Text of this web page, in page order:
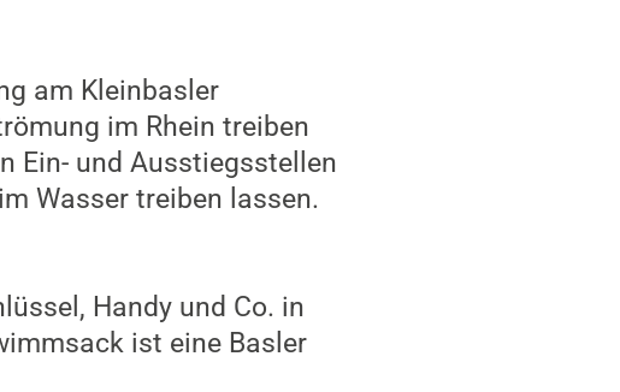
am Kleinbasler
im Rhein treiben
Ein- und Ausstiegsstellen
Wasser treiben lassen.
Handy und Co. in
ist eine Basler